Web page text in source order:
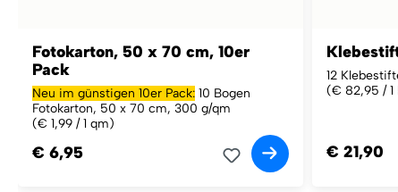
Fotokarton, 50 x 70 cm, 10er
Pack
Neu im günstigen 10er Pack: 10 Bogen
Fotokarton, 50 x 70 cm, 300 g/qm
(€ 1,99 / 1 qm)
€ 6,95
12
(€ 82,95 / 1
€ 21,90